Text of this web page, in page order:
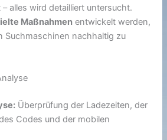
alles wird detailliert untersucht.
Maßnahmen entwickelt werden,
Suchmaschinen nachhaltig zu
Überprüfung der Ladezeiten, der
Codes und der mobilen